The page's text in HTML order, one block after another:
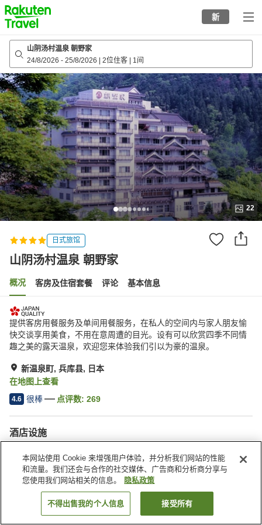
to
top
page
新
山阴汤村温泉 朝野家
24/8/2026 - 25/8/2026 2位住客 1间
22
日式旅馆
山阴汤村温泉 朝野家
概况 客房及住宿套餐 评论 基本信息
提供客房用餐服务及单间用餐服务，在私人的空间内与家人朋友愉
快交谈享用美食，不用在意周遭的目光。设有可以欣赏四季不同情
趣之美的露天温泉，欢迎您来体验我们引以为豪的温泉。
新温泉町, 兵库县, 日本
在地图上查看
4.6 很棒 点评数: 269
酒店设施
SPA/美容院
包间餐厅
日本 兵库县 新温泉町 山阴汤村温泉 朝野家
搜索客房
本网站使用 Cookie 来增强用户体验，并分析我们网站的性能
和流量。我们还会与合作的社交媒体、广告商和分析商分享与
您使用我们网站相关的信息。
隐私政策
不得出售我的个人信息 接受所有